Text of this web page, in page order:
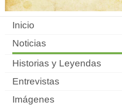
Inicio
Noticias
Historias y Leyendas
Entrevistas
Imágenes